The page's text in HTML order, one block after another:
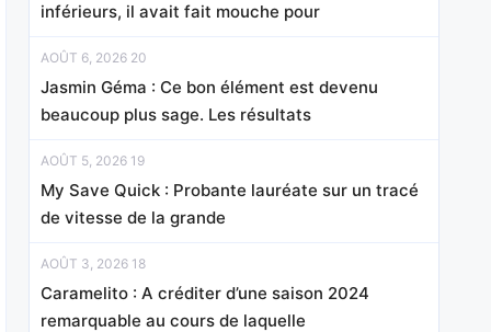
inférieurs, il avait fait mouche pour
AOÛT 6, 2026 20
Jasmin Géma : Ce bon élément est devenu
beaucoup plus sage. Les résultats
AOÛT 5, 2026 19
My Save Quick : Probante lauréate sur un tracé
de vitesse de la grande
AOÛT 3, 2026 18
Caramelito : A créditer d’une saison 2024
remarquable au cours de laquelle